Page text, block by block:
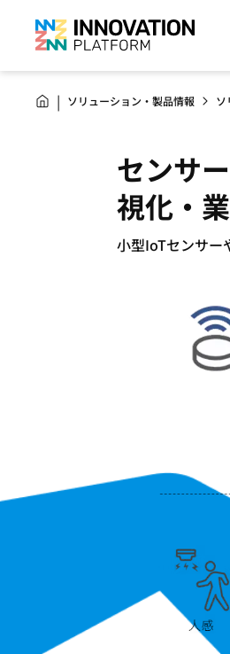
ソリューション・製品情報 ソ
センサ
視化・
小型IoTセンサー